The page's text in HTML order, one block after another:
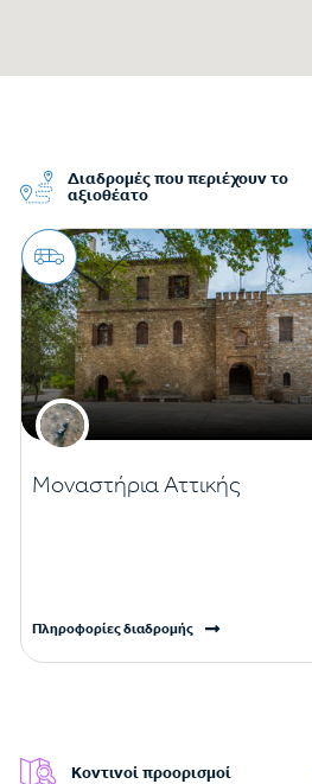
Διαδρομές που περιέχουν το
αξιοθέατο
Μοναστήρια Αττικής
Πληροφορίες διαδρομής
Κοντινοί προορισμοί